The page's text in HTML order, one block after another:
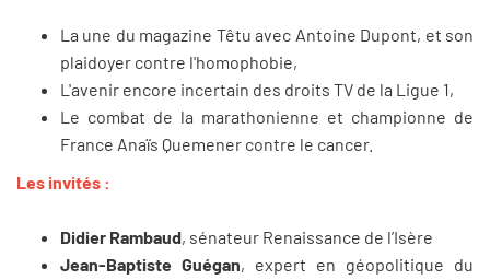
La une du magazine Têtu avec Antoine Dupont, et son
plaidoyer contre l'homophobie,
L'avenir encore incertain des droits TV de la Ligue 1,
Le combat de la marathonienne et championne de
France Anaïs Quemener contre le cancer.
Les invités :
Didier Rambaud, sénateur Renaissance de l’Isère
Jean-Baptiste Guégan, expert en géopolitique du